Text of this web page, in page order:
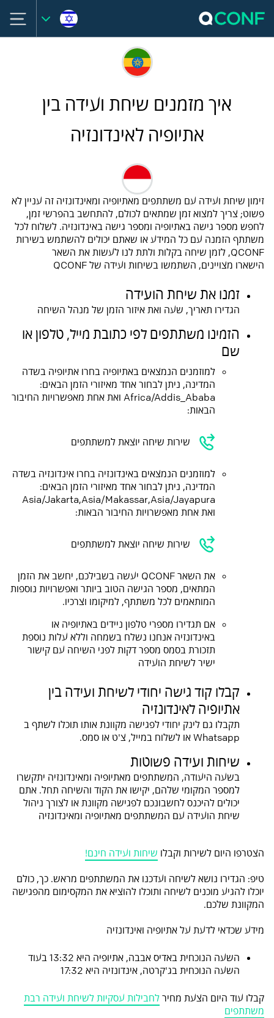
איך מזמנים שיחת ועידה בין
אתיופיה לאינדונזיה
זימון שיחת ועידה עם משתתפים מאתיופיה ומאינדונזיה זה עניין לא
פשוט; צריך למצוא זמן שמתאים לכולם, להתחשב בהפרשי זמן,
לחפש מספר גישה באתיופיה ומספר גישה באינדונזיה. לשלוח לכל
משתתף הזמנה עם כל המידע או שאתם יכולים להשתמש בשירות
QCONF, לזמן שיחה בקלות ולתת לנו לעשות את השאר
הישארו מצויינים, השתמשו בשיחות ועידה של QCONF
זמנו את שיחת הועידה
הגדירו תאריך, שעה ואת איזור הזמן של מנהל השיחה
הזמינו משתתפים לפי כתובת מייל, טלפון או
שם
למוזמנים הנמצאים באתיופיה בחרו אתיופיה בשדה
המדינה, ניתן לבחור אחד מאיזורי הזמן הבאים:
Africa/Addis_Ababa ואת אחת מאפשרויות החיבור
הבאות:
שירות שיחה יוצאת למשתתפים
למוזמנים הנמצאים באינדונזיה בחרו אינדונזיה בשדה
המדינה, ניתן לבחור אחד מאיזורי הזמן הבאים:
Asia/Jakarta,Asia/Makassar,Asia/Jayapura
ואת אחת מאפשרויות החיבור הבאות:
שירות שיחה יוצאת למשתתפים
את השאר QCONF יעשה בשבילכם, יחשב את הזמן
המתאים, מספר הגישה הטוב ביותר ואפשרויות נוספות
המותאמים לכל משתתף, למיקומו וצרכיו.
אם תגדירו מספרי טלפון ניידים באתיופיה או
באינדונזיה אנחנו נשלח בשמחה וללא עלות נוספת
תזכורת בסמס מספר דקות לפני השיחה עם קישור
ישיר לשיחת הועידה
קבלו קוד גישה יחודי לשיחת ועידה בין
אתיופיה לאינדונזיה
תקבלו גם לינק יחודי לפגישה מקוונת אותו תוכלו לשתף ב
Whatsapp או לשלוח במייל, צ'ט או סמס.
שיחות ועידה פשוטות
בשעה היעודה, המשתתפים מאתיופיה ומאינדונזיה יתקשרו
למספר המקומי שלהם, יקישו את הקוד והשיחה תחל. אתם
יכולים להיכנס לחשבונכם לפגישה מקוונת או לצורך ניהול
שיחת הועידה עם המשתתפים מאתיופיה ומאינדונזיה
הצטרפו היום לשירות וקבלו שיחות ועידה חינם!
טיפ: הגדירו נושא לשיחה ועדכנו את המשתתפים מראש. כך, כולם
יוכלו להגיע מוכנים לשיחה ותוכלו להוציא את המקסימום מהפגישה
המקוונת שלכם.
מידע שכדאי לדעת על אתיופיה ואינדונזיה
השעה הנוכחית באדיס אבבה, אתיופיה היא 13:32 בעוד
השעה הנוכחית בג'קרטה, אינדונזיה היא 17:32
קבלו עוד היום הצעת מחירלחבילות עסקיות לשיחת ועידה רבת
משתתפים